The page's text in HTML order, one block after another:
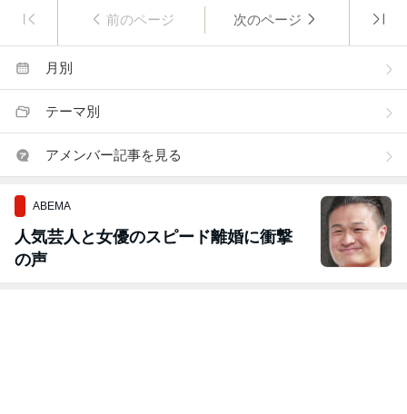
前のページ 次のページ
月別
テーマ別
アメンバー記事を見る
ABEMA
人気芸人と女優のスピード離婚に衝撃
の声